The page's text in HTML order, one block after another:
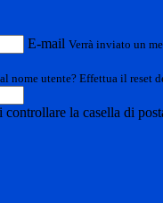
E-mail Verrà inviato un
nome utente? Effettua il reset
la casella di